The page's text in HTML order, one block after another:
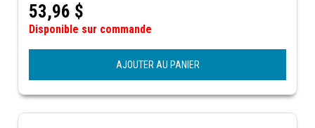
53,96 $
Disponible sur commande
AJOUTER AU PANIER